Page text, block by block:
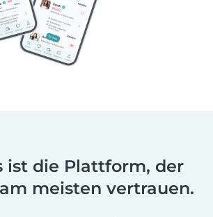
ist die Plattform, der
meisten vertrauen.